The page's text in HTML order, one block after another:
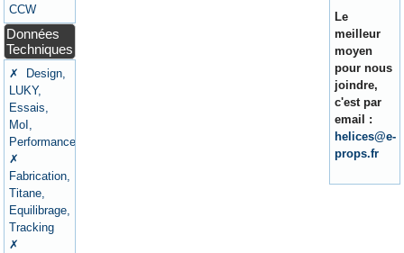
CCW
Données
Techniques
✗ Design,
LUKY,
Essais,
MoI,
Performances
✗
Fabrication,
Titane,
Equilibrage,
Tracking
✗
Le
meilleur
moyen
pour nous
joindre,
c'est par
email :
helices@e-
props.fr